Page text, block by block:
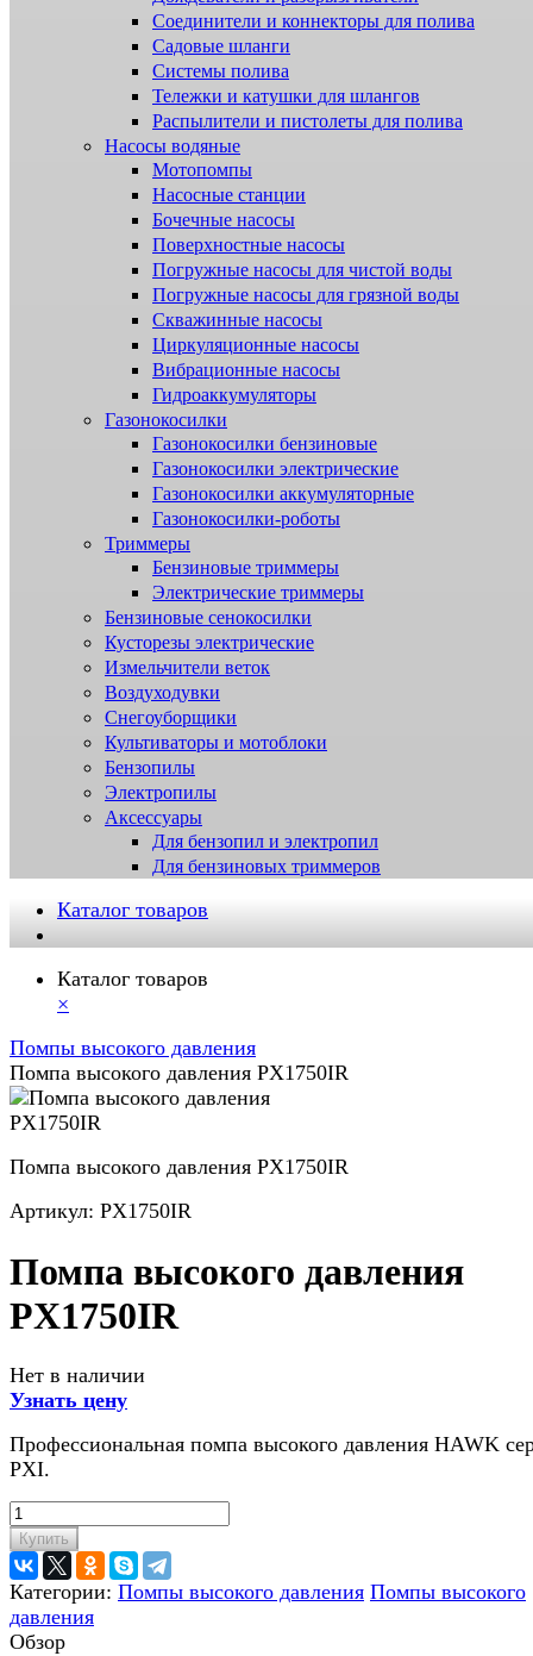
Соединители и коннекторы для полива
Садовые шланги
Системы полива
Тележки и катушки для шлангов
Распылители и пистолеты для полива
Насосы водяные
Мотопомпы
Насосные станции
Бочечные насосы
Поверхностные насосы
Погружные насосы для чистой воды
Погружные насосы для грязной воды
Скважинные насосы
Циркуляционные насосы
Вибрационные насосы
Гидроаккумуляторы
Газонокосилки
Газонокосилки бензиновые
Газонокосилки электрические
Газонокосилки аккумуляторные
Газонокосилки-роботы
Триммеры
Бензиновые триммеры
Электрические триммеры
Бензиновые сенокосилки
Кусторезы электрические
Измельчители веток
Воздуходувки
Снегоуборщики
Культиваторы и мотоблоки
Бензопилы
Электропилы
Аксессуары
Для бензопил и электропил
Для бензиновых триммеров
Каталог товаров
Каталог товаров
×
Помпы высокого давления
Помпа высокого давления PX1750IR
Помпа высокого давления PX1750IR
Артикул: PX1750IR
Помпа высокого давления
PX1750IR
Нет в наличии
Узнать цену
Профессиональная помпа высокого давления HAWK
PXI.
Купить
Категории: Помпы высокого давления Помпы высокого
давления
Обзор